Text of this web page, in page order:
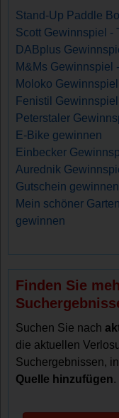
Stand-Up Paddle
Scott Gewinnspiel -
DABplus
M&Ms Gewinnspiel
Moloko
Fenistil
Peterstaler
E-Bike gewinnen
Einbecker
Aurednik
Gutschein gewinnen
Mein schöner
gewinnen
Finden Sie
Suchen Sie nach
die aktuellen
Suchergebnissen,
Quelle hinzufügen.